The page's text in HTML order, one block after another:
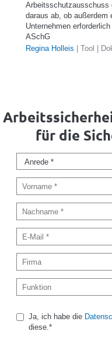
Arbeitsschutzausschuss
daraus ab, ob
Unternehmen
ASchG
Regina Holleis | Tool |
für die
Ja, ich habe die
diese.*